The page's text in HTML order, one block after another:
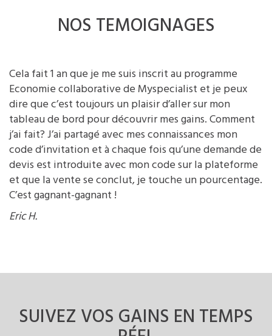
NOS TEMOIGNAGES
Cela fait 1 an que je me suis inscrit au programme
Economie collaborative de Myspecialist et je peux
dire que c’est toujours un plaisir d’aller sur mon
tableau de bord pour découvrir mes gains. Comment
j’ai fait? J’ai partagé avec mes connaissances mon
code d’invitation et à chaque fois qu’une demande de
devis est introduite avec mon code sur la plateforme
et que la vente se conclut, je touche un pourcentage.
C’est gagnant-gagnant !
Eric H.
SUIVEZ VOS GAINS EN TEMPS